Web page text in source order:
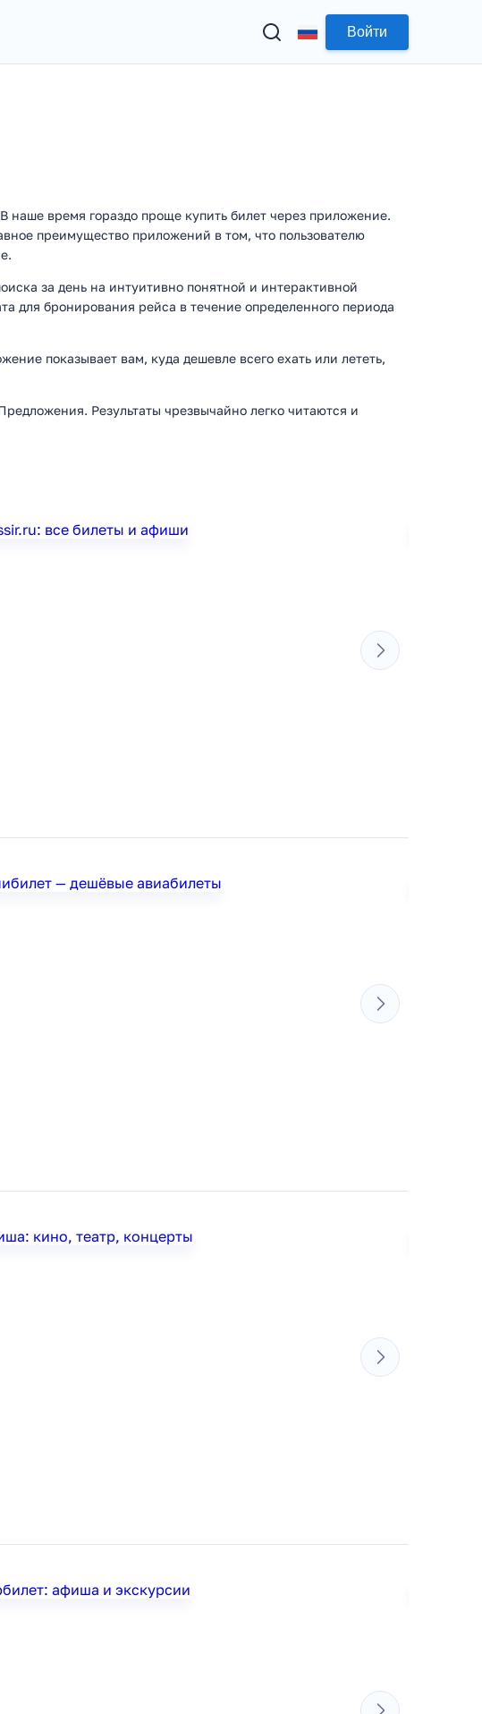
Войти
наше время гораздо проще купить билет через приложение.
преимущество приложений в том, что пользователю
за день на интуитивно понятной и интерактивной
для бронирования рейса в течение определенного периода
показывает вам, куда дешевле всего ехать или лететь,
Результаты чрезвычайно легко читаются и